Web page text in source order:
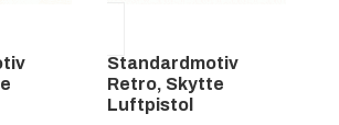
Standardmotiv
Retro, Skytte
Luftpistol